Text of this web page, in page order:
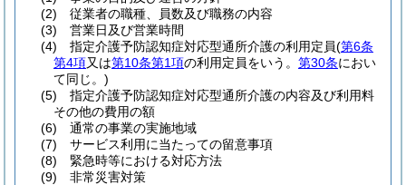
(2)
従業者の職種、員数及び職務の内容
(3)
営業日及び営業時間
(4)
指定介護予防認知症対応型通所介護の利用定員(第6条
第4項又は第10条第1項の利用定員をいう。 第30条におい
て同じ。)
(5)
指定介護予防認知症対応型通所介護の内容及び利用料
その他の費用の額
(6)
通常の事業の実施地域
(7)
サービス利用に当たっての留意事項
(8)
緊急時等における対応方法
(9)
非常災害対策